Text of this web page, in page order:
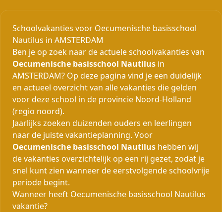
Schoolvakanties voor Oecumenische basisschool
Nautilus in AMSTERDAM
Ben je op zoek naar de actuele schoolvakanties van
Oecumenische basisschool Nautilus in
AMSTERDAM? Op deze pagina vind je een duidelijk
en actueel overzicht van alle vakanties die gelden
voor deze school in de provincie Noord-Holland
(regio noord).
Jaarlijks zoeken duizenden ouders en leerlingen
naar de juiste vakantieplanning. Voor
Oecumenische basisschool Nautilus hebben wij
de vakanties overzichtelijk op een rij gezet, zodat je
snel kunt zien wanneer de eerstvolgende schoolvrije
periode begint.
Wanneer heeft Oecumenische basisschool Nautilus
vakantie?